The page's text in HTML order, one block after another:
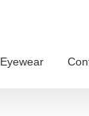
Eyewear